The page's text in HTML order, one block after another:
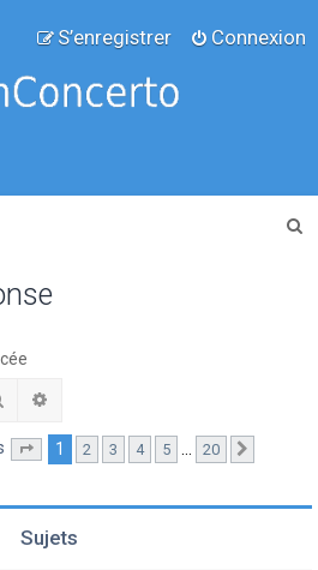
Connexion
S’enregistrer
Rechercher
Page sur20
1 2 3 4 5 … 20
Sujets